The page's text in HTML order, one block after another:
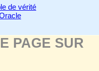
de vérité
PAGE SUR